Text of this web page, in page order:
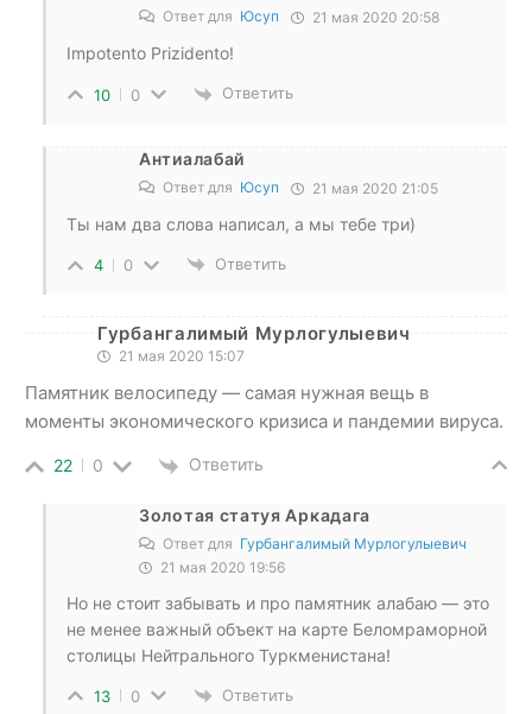
Ответ для Юсуп 21 мая 2020 20:58
Impotento Prizidento!
10 0 Ответить
Антиалабай
Ответ для Юсуп 21 мая 2020 21:05
Ты нам два слова написал, а мы тебе три)
4 0 Ответить
Гурбангалимый Мурлогулыевич
21 мая 2020 15:07
Памятник велосипеду — самая нужная вещь в
моменты экономического кризиса и пандемии вируса.
22 0 Ответить
Золотая статуя Аркадага
Ответ для Гурбангалимый Мурлогулыевич
21 мая 2020 19:56
Но не стоит забывать и про памятник алабаю — это
не менее важный объект на карте Беломраморной
столицы Нейтрального Туркменистана!
13 0 Ответить